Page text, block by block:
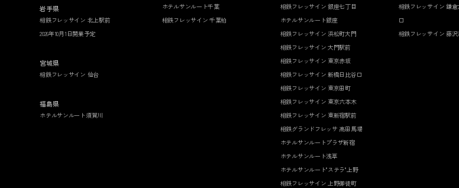
岩手県
相鉄フレッサイン 北上駅前
2026年10月1日開業予定
宮城県
相鉄フレッサイン 仙台
福島県
ホテルサンルート須賀川
ホテルサンルート千葉
相鉄フレッサイン 千葉柏
相鉄フレッサイン 銀座七丁目
ホテルサンルート銀座
相鉄フレッサイン 浜松町大門
相鉄フレッサイン 大門駅前
相鉄フレッサイン 東京赤坂
相鉄フレッサイン 新橋日比谷口
相鉄フレッサイン 東京田町
相鉄フレッサイン 東京六本木
相鉄フレッサイン 東新宿駅前
相鉄グランドフレッサ 高田馬場
ホテルサンルートプラザ新宿
ホテルサンルート浅草
ホテルサンルート"ステラ"上野
相鉄フレッサイン 上野御徒町
相鉄フレッサイン 鎌
口
相鉄フレッサイン 藤